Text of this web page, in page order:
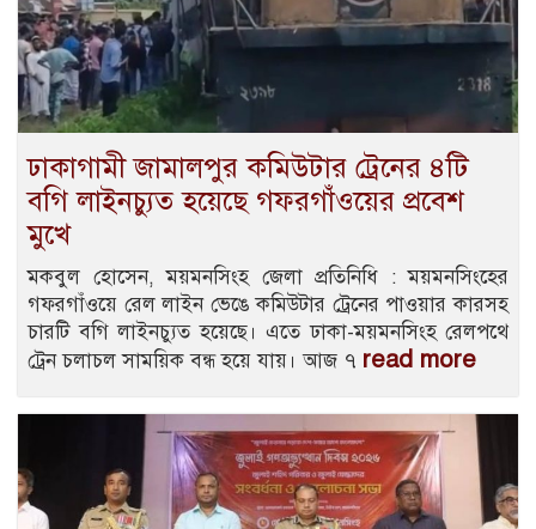
ঢাকাগামী জামালপুর কমিউটার ট্রেনের ৪টি
বগি লাইনচ্যুত হয়েছে গফরগাঁওয়ের প্রবেশ
মুখে
মকবুল হোসেন, ময়মনসিংহ জেলা প্রতিনিধি : ময়মনসিংহের
গফরগাঁওয়ে রেল লাইন ভেঙে কমিউটার ট্রেনের পাওয়ার কারসহ
চারটি বগি লাইনচ্যুত হয়েছে। এতে ঢাকা-ময়মনসিংহ রেলপথে
ট্রেন চলাচল সাময়িক বন্ধ হয়ে যায়। আজ ৭ read more